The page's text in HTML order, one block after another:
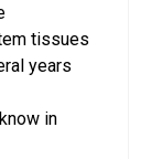
tissues
years
in